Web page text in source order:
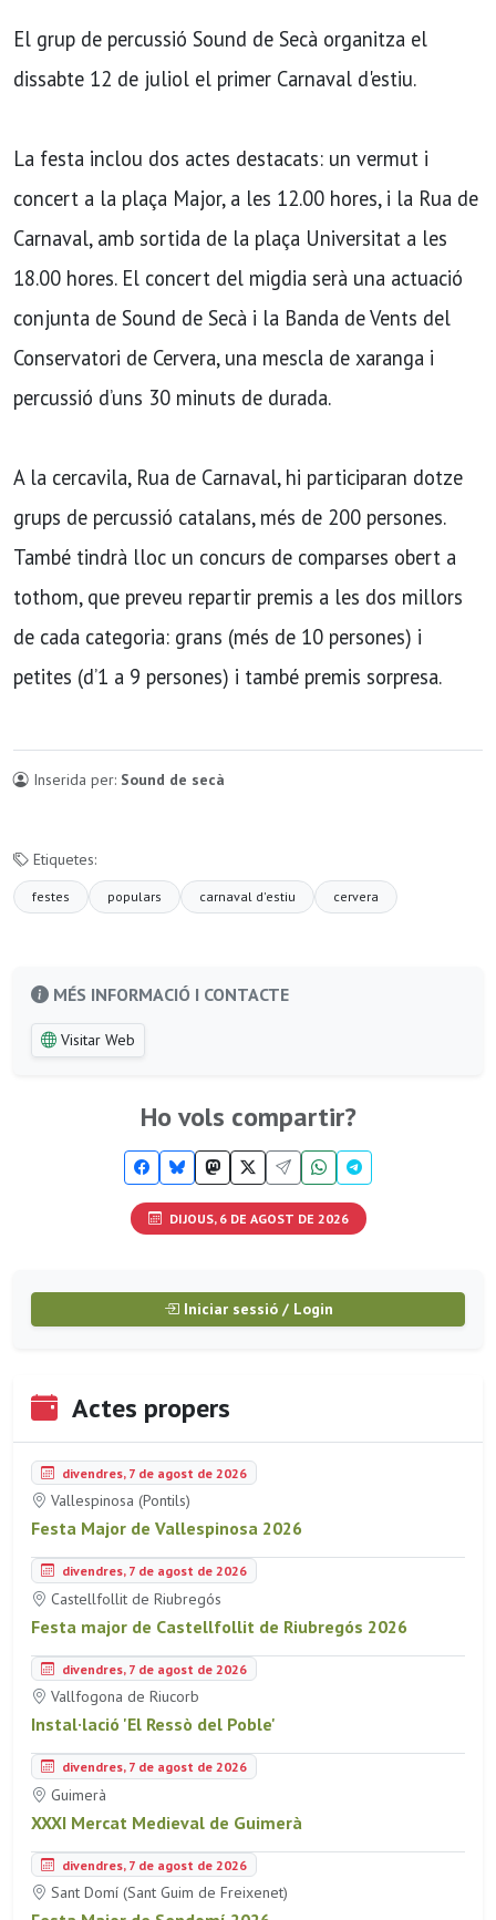
El grup de percussió Sound de Secà organitza el
dissabte 12 de juliol el primer Carnaval d'estiu.
La festa inclou dos actes destacats: un vermut i
concert a la plaça Major, a les 12.00 hores, i la Rua de
Carnaval, amb sortida de la plaça Universitat a les
18.00 hores. El concert del migdia serà una actuació
conjunta de Sound de Secà i la Banda de Vents del
Conservatori de Cervera, una mescla de xaranga i
percussió d’uns 30 minuts de durada.
A la cercavila, Rua de Carnaval, hi participaran dotze
grups de percussió catalans, més de 200 persones.
També tindrà lloc un concurs de comparses obert a
tothom, que preveu repartir premis a les dos millors
de cada categoria: grans (més de 10 persones) i
petites (d’1 a 9 persones) i també premis sorpresa.
Inserida per: Sound de secà
Etiquetes:
festes populars carnaval d'estiu cervera
MÉS INFORMACIÓ I CONTACTE
Visitar Web
Ho vols compartir?
DIJOUS, 6 DE AGOST DE 2026
Iniciar sessió / Login
Actes propers
divendres, 7 de agost de 2026
Vallespinosa (Pontils)
Festa Major de Vallespinosa 2026
divendres, 7 de agost de 2026
Castellfollit de Riubregós
Festa major de Castellfollit de Riubregós 2026
divendres, 7 de agost de 2026
Vallfogona de Riucorb
Instal·lació 'El Ressò del Poble'
divendres, 7 de agost de 2026
Guimerà
XXXI Mercat Medieval de Guimerà
divendres, 7 de agost de 2026
Sant Domí (Sant Guim de Freixenet)